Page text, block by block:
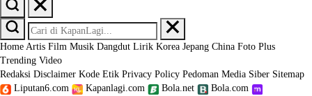
Home Artis Film Musik Dangdut Lirik Korea Jepang China Foto Plus
Trending Video
Redaksi Disclaimer Kode Etik Privacy Policy Pedoman Media Siber Sitemap
Liputan6.com
Kapanlagi.com Bola.net
Bola.com